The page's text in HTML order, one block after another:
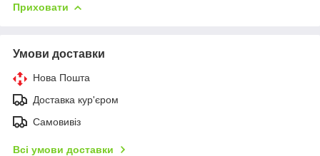
Приховати
Умови доставки
Нова Пошта
Доставка кур'єром
Самовивіз
Всі умови доставки